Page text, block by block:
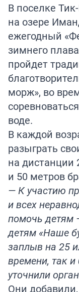
В поселке
на озере
ежегодный
зимнего
пройдет
морж», во
воде.
В каждой
разыграть
на
и 50 метров
— К участию
и всех
помочь
детям «Наше
заплыв на 25
времени, так
уточнили
Они добавили,